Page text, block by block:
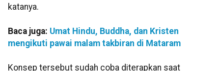
katanya.
Baca juga: Umat Hindu, Buddha, dan Kristen
mengikuti pawai malam takbiran di Mataram
Konsep tersebut sudah coba diterapkan saat